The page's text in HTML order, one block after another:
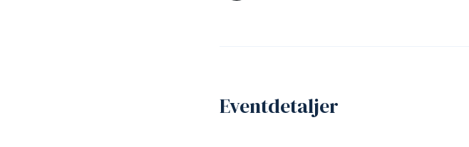
Eventdetaljer